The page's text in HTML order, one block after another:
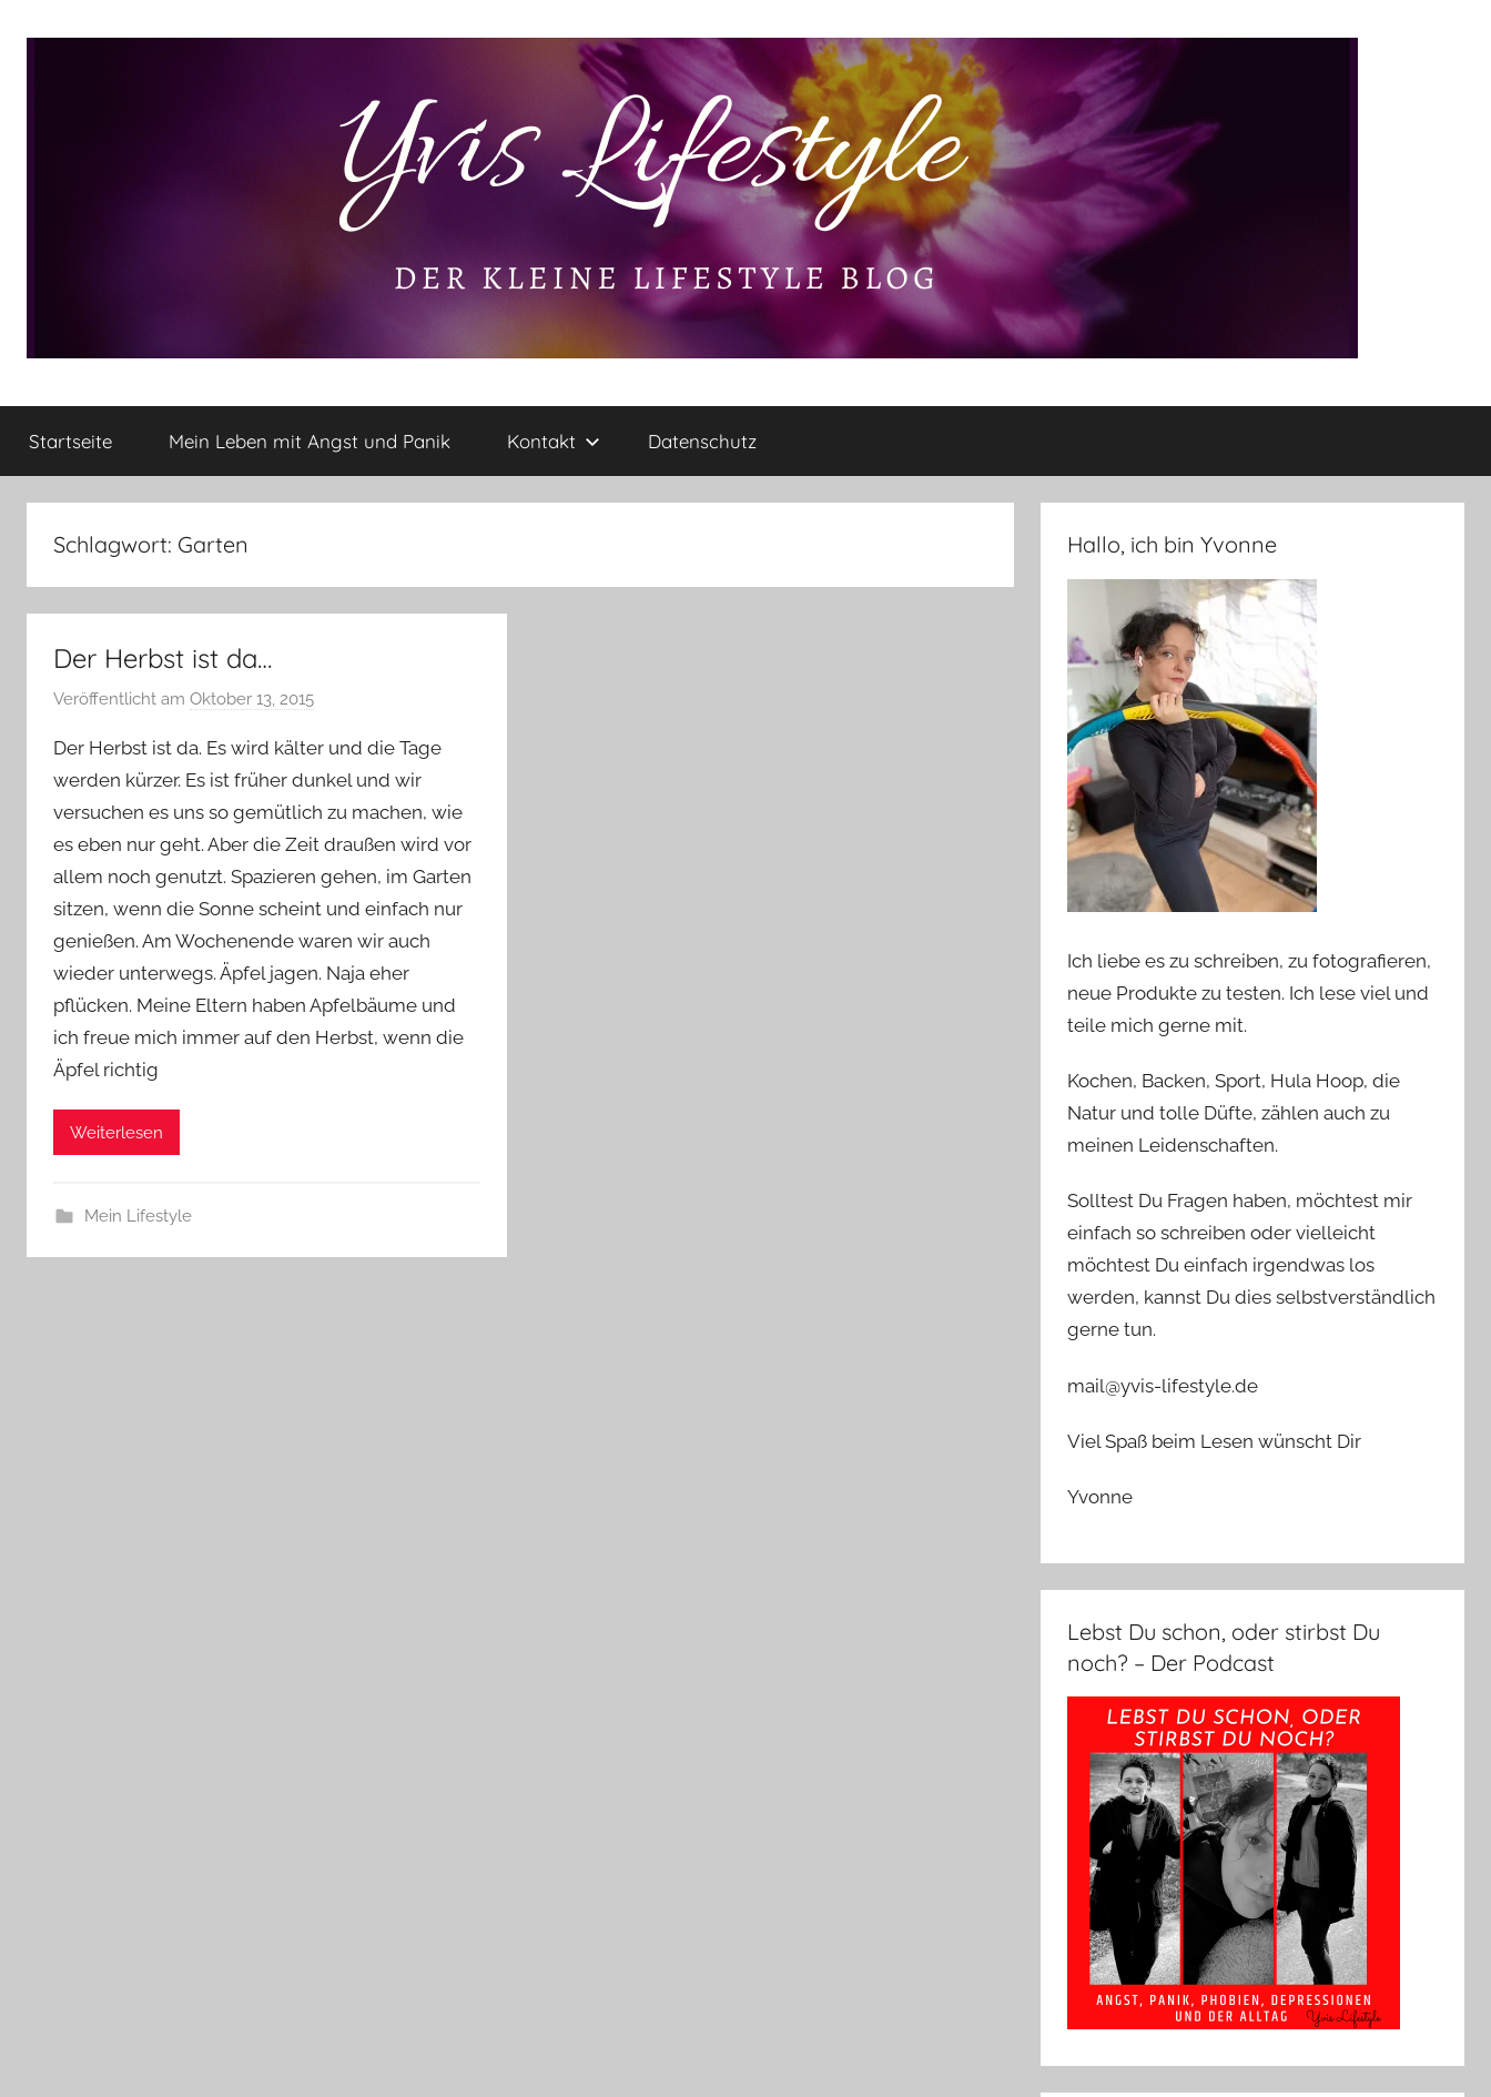
Yvis
Lifestyle
kleine
Lifestyle
Rezensionen,
Produkttests
und
mehr
Startseite Mein Leben mit Angst und Panik Kontakt Datenschutz
Schlagwort: Garten
Der Herbst ist da…
Veröffentlicht am Oktober 13, 2015
n
Y
v
o
n
n
Der Herbst ist da. Es wird kälter und die Tage
werden kürzer. Es ist früher dunkel und wir
versuchen es uns so gemütlich zu machen, wie
es eben nur geht. Aber die Zeit draußen wird vor
allem noch genutzt. Spazieren gehen, im Garten
sitzen, wenn die Sonne scheint und einfach nur
genießen. Am Wochenende waren wir auch
wieder unterwegs. Äpfel jagen. Naja eher
pflücken. Meine Eltern haben Apfelbäume und
ich freue mich immer auf den Herbst, wenn die
Äpfel richtig
Weiterlesen
Mein Lifestyle
Hallo, ich bin Yvonne
Ich liebe es zu schreiben, zu fotografieren,
neue Produkte zu testen. Ich lese viel und
teile mich gerne mit.
Kochen, Backen, Sport, Hula Hoop, die
Natur und tolle Düfte, zählen auch zu
meinen Leidenschaften.
Solltest Du Fragen haben, möchtest mir
einfach so schreiben oder vielleicht
möchtest Du einfach irgendwas los
werden, kannst Du dies selbstverständlich
gerne tun.
mail@yvis-lifestyle.de
Viel Spaß beim Lesen wünscht Dir
Yvonne
Lebst Du schon, oder stirbst Du
noch? – Der Podcast